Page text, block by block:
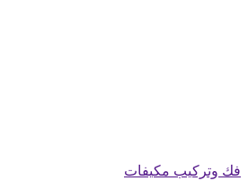
فك وتركيب مكيفات